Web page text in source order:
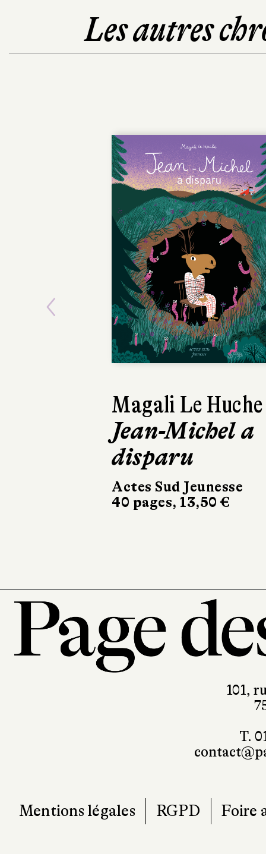
Les autres
Magali Le Huche
Jean-Michel a
disparu
Actes Sud Jeunesse
40 pages, 13,50 €
Muriel
La Grande
Course des
animaux
Fleurus
Previous
101,
T.
Mentions légales RGPD Foire